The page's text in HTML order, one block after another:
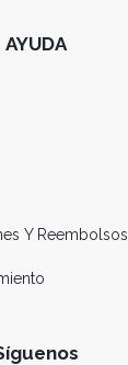
AYUDA
Y Reembolsos